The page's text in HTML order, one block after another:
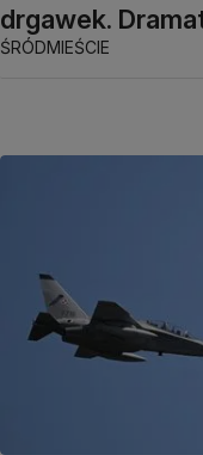
drgawek.
ŚRÓDMIEŚCIE